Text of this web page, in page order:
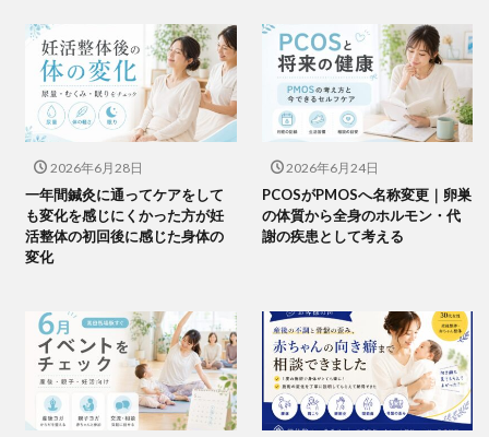
2026年6月28日
一年間鍼灸に通ってケアをして
も変化を感じにくかった方が妊
活整体の初回後に感じた身体の
変化
2026年6月24日
PCOSがPMOSへ名称変更｜卵巣
の体質から全身のホルモン・代
謝の疾患として考える